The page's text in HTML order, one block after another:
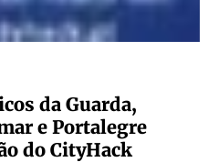
da Guarda,
e Portalegre
do CityHack